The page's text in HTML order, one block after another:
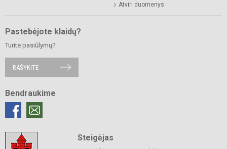
Atviri duomenys
Pastebėjote klaidų?
Turite pasiūlymų?
RAŠYKITE
Bendraukime
Steigėjas